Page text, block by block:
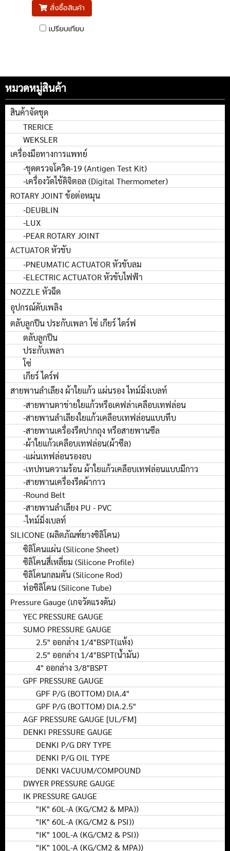
สั่งซื้อสินค้า
เปรียบเทียบ
หมวดหมู่สินค้า
สินค้าจัดชุด
TRERICE
WEKSLER
เครื่องมือทางการแพทย์
-ชุดตรวจโควิด-19 (Antigen Test Kit)
-เครื่องวัดไข้ดิจิตอล (Digital Thermometer)
ROTARY JOINT ข้อต่อหมุน
-DEUBLIN
-LUX
-PEAR ROTARY JOINT
ACTUATOR หัวขับ
-PNEUMATIC ACTUATOR หัวขับลม
-ELECTRIC ACTUATOR หัวขับไฟฟ้า
NOZZLE หัวฉีด
อุปกรณ์ดับเพลิง
ตลับลูกปืน ประกับเพลา โซ่ เกียร์ ไดร์ฟ
ตลับลูกปืน
ประกับเพลา
โซ่
เกียร์ ไดร์ฟ
สายพานลำเลียง ผ้าใยแก้ว แผ่นรอง ไทม์มิ่งเบลท์
-สายพานตาข่ายใยแก้วหรือเคฟล่าเคลือบเทฟล่อน
-สายพานลำเลียงใยแก้วเคลือบเทฟล่อนแบบทึบ
-สายพานเครื่องรีดปากถุง หรือสายพานซีล
-ผ้าใยแก้วเคลือบเทฟล่อน(ผ้าซีล)
-แผ่นเทฟล่อนรองอบ
-เทปทนความร้อน ผ้าใยแก้วเคลือบเทฟล่อนแบบมีกาว
-สายพานเครื่องรีดผ้ากาว
-Round Belt
-สายพานลำเลียง PU - PVC
-ไทม์มิ่งเบลท์
SILICONE (ผลิตภัณฑ์ยางซิลิโคน)
ซิลิโคนแผ่น (Silicone Sheet)
ซิลิโคนสี่เหลี่ยม (Silicone Profile)
ซิลิโคนกลมตัน (Silicone Rod)
ท่อซิลิโคน (Silicone Tube)
Pressure Gauge (เกจวัดแรงดัน)
YEC PRESSURE GAUGE
SUMO PRESSURE GAUGE
2.5" ออกล่าง 1/4"BSPT(แห้ง)
2.5" ออกล่าง 1/4"BSPT(น้ำมัน)
4" ออกล่าง 3/8"BSPT
GPF PRESSURE GAUGE
GPF P/G (BOTTOM) DIA.4"
GPF P/G (BOTTOM) DIA.2.5"
AGF PRESSURE GAUGE [UL/FM]
DENKI PRESSURE GAUGE
DENKI P/G DRY TYPE
DENKI P/G OIL TYPE
DENKI VACUUM/COMPOUND
DWYER PRESSURE GAUGE
IK PRESSURE GAUGE
"IK" 60L-A (KG/CM2 & MPA))
"IK" 60L-A (KG/CM2 & PSI))
"IK" 100L-A (KG/CM2 & PSI))
"IK" 100L-A (KG/CM2 & MPA))